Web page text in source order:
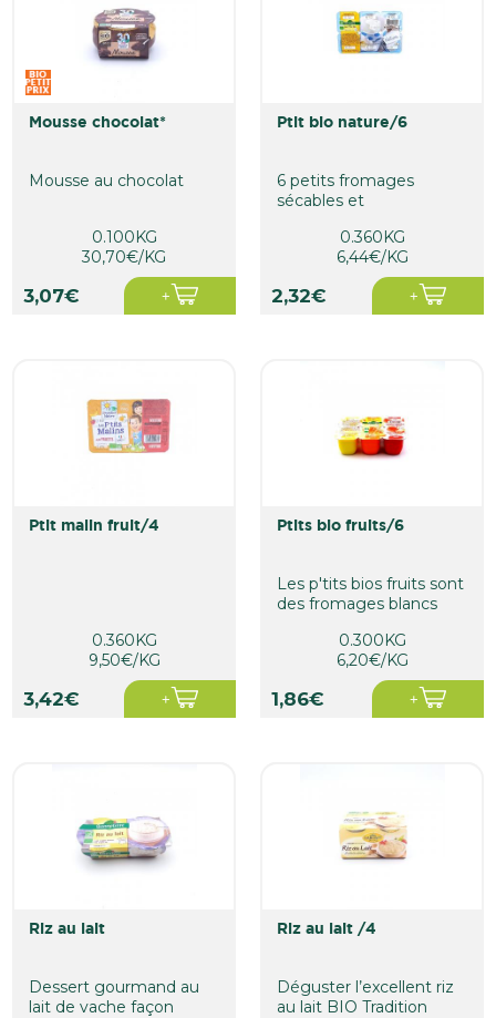
mousse chocolat*
Mousse au chocolat
0.100KG
30,70€/KG
3,07€
ptit bio nature/6
6 petits fromages
sécables et
frais avec 3,8% de...
0.360KG
6,44€/KG
2,32€
ptit malin fruit/4
0.360KG
9,50€/KG
3,42€
ptits bio fruits/6
Les p'tits bios fruits sont
des fromages blancs
0.300KG
6,20€/KG
1,86€
riz au lait
Dessert gourmand au
lait de vache façon
riz au lait /4
Déguster l’excellent riz
au lait BIO Tradition